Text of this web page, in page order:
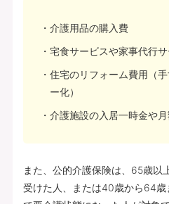
介護用品の購入費
宅食サービスや家事代行
住宅のリフォーム費用（
ー化）
介護施設の入居一時金や
また、公的介護保険は、65歳以
受けた人、または40歳から64歳